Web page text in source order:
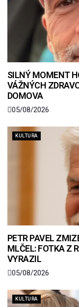
SILNÝ MOMENT
VÁŽNÝCH
DOMOVA
05/08/2026
KULTURA
PETR PAVEL
MLČEL: FOTKA Z
VYRAZIL
05/08/2026
KULTURA